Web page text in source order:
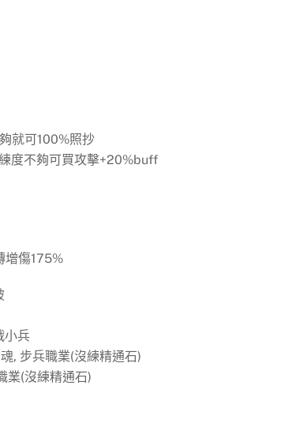
就可100%照抄
度不夠可買攻擊+20%buff
增傷175%
小兵
, 步兵職業(沒練精通石)
業(沒練精通石)